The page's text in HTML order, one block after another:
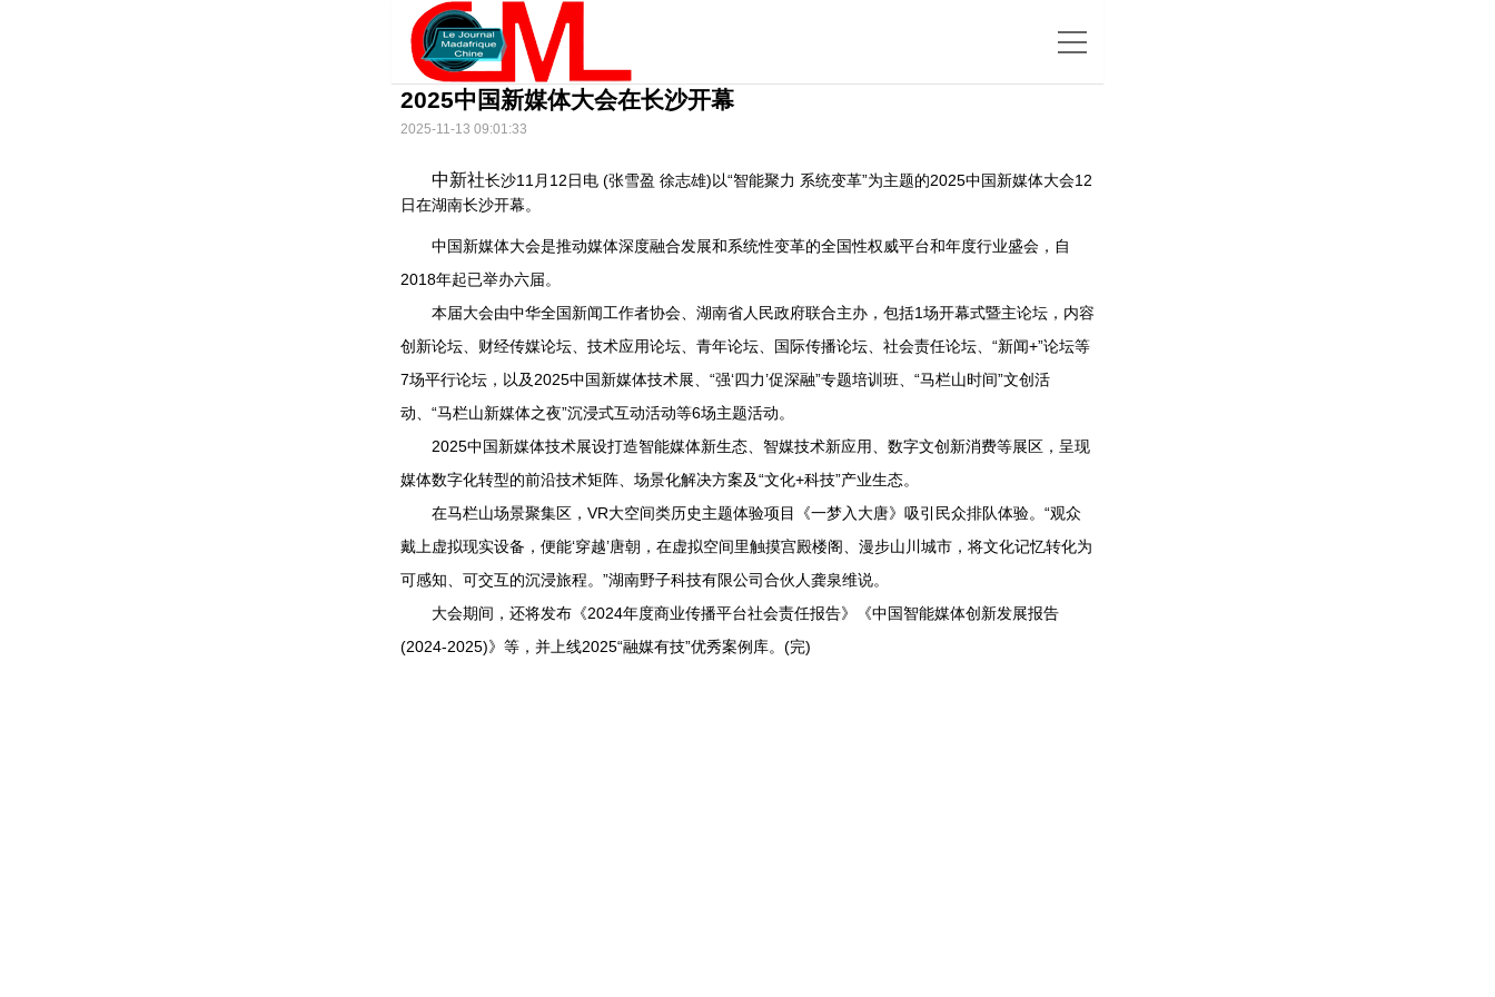
2025中国新媒体大会在长沙开幕
2025-11-13 09:01:33
中新社长沙11月12日电 (张雪盈 徐志雄)以“智能聚力 系统变革”为主题的2025中国新媒体大会12
日在湖南长沙开幕。
中国新媒体大会是推动媒体深度融合发展和系统性变革的全国性权威平台和年度行业盛会，自
2018年起已举办六届。
本届大会由中华全国新闻工作者协会、湖南省人民政府联合主办，包括1场开幕式暨主论坛，内容
创新论坛、财经传媒论坛、技术应用论坛、青年论坛、国际传播论坛、社会责任论坛、“新闻+”论坛等
7场平行论坛，以及2025中国新媒体技术展、“强‘四力’促深融”专题培训班、“马栏山时间”文创活
动、“马栏山新媒体之夜”沉浸式互动活动等6场主题活动。
2025中国新媒体技术展设打造智能媒体新生态、智媒技术新应用、数字文创新消费等展区，呈现
媒体数字化转型的前沿技术矩阵、场景化解决方案及“文化+科技”产业生态。
在马栏山场景聚集区，VR大空间类历史主题体验项目《一梦入大唐》吸引民众排队体验。“观众
戴上虚拟现实设备，便能‘穿越’唐朝，在虚拟空间里触摸宫殿楼阁、漫步山川城市，将文化记忆转化为
可感知、可交互的沉浸旅程。”湖南野子科技有限公司合伙人龚泉维说。
大会期间，还将发布《2024年度商业传播平台社会责任报告》《中国智能媒体创新发展报告
(2024-2025)》等，并上线2025“融媒有技”优秀案例库。(完)